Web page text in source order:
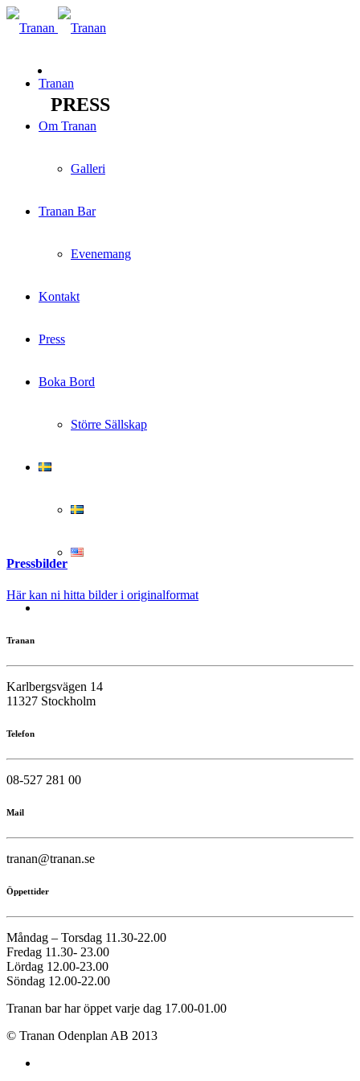
Tranan
Om Tranan
Galleri
Tranan Bar
Evenemang
Kontakt
Press
Boka Bord
Större Sällskap
PRESS
Pressbilder
Här kan ni hitta bilder i originalformat
Tranan
Karlbergsvägen 14
11327 Stockholm
Telefon
08-527 281 00
Mail
tranan@tranan.se
Öppettider
Måndag – Torsdag 11.30-22.00
Fredag 11.30- 23.00
Lördag 12.00-23.00
Söndag 12.00-22.00
Tranan bar har öppet varje dag 17.00-01.00
© Tranan Odenplan AB 2013